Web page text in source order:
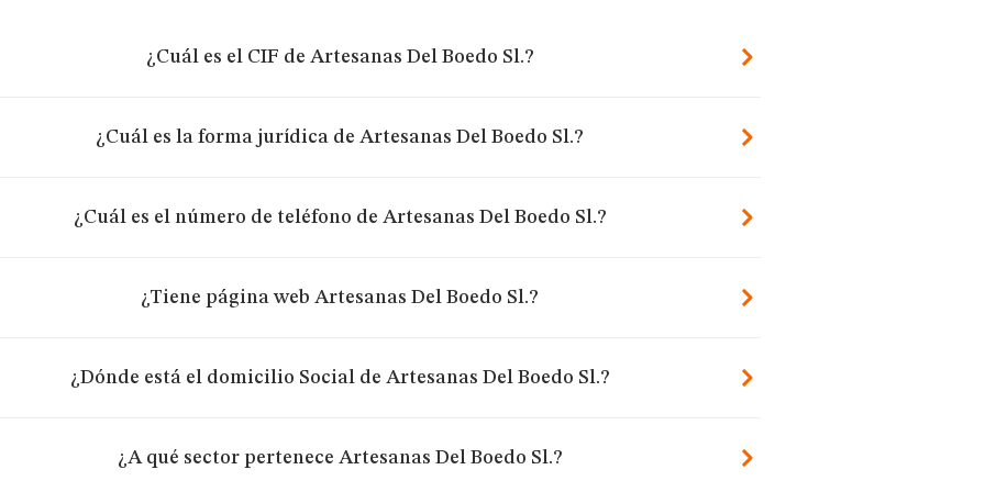
¿Cuál es el CIF de Artesanas Del Boedo Sl.?
¿Cuál es la forma jurídica de Artesanas Del Boedo Sl.?
¿Cuál es el número de teléfono de Artesanas Del Boedo Sl.?
¿Tiene página web Artesanas Del Boedo Sl.?
¿Dónde está el domicilio Social de Artesanas Del Boedo Sl.?
¿A qué sector pertenece Artesanas Del Boedo Sl.?